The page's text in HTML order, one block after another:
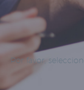
Por favor,